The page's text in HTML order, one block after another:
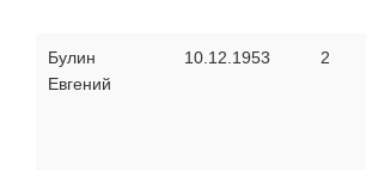
Булин
Евгений
10.12.1953 2